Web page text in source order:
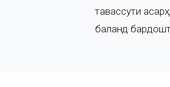
тавассути
баланд